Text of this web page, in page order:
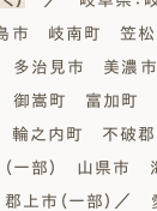
市 岐南町 笠
多治見市 美濃
御嵩町 富加町
之内町 不破郡
一部） 山県市
市（一部）／